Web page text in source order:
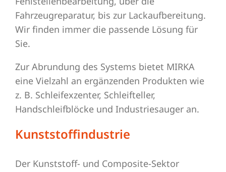
Fahrzeugreparatur, bis zur Lackaufbereitung.
Wir finden immer die passende Lösung für
Sie.
Zur Abrundung des Systems bietet MIRKA
eine Vielzahl an ergänzenden Produkten wie
z. B. Schleifexzenter, Schleifteller,
Handschleifblöcke und Industriesauger an.
Kunststoffindustrie
Der Kunststoff- und Composite-Sektor